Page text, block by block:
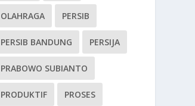
OLAHRAGA PERSIB
PERSIB BANDUNG PERSIJA
PRABOWO SUBIANTO
PRODUKTIF PROSES